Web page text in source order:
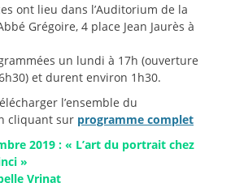
ont lieu dans l’Auditorium de la
Grégoire, 4 place Jean Jaurès à
un lundi à 17h (ouverture
et durent environ 1h30.
l’ensemble du
cliquant sur programme complet
2019 : « L’art du portrait chez
»
Vrinat